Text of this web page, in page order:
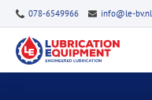
078-6549966 info@le-bv.nl